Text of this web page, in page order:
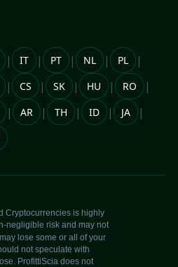
| IT | PT | NL | PL |
| CS | SK | HU | RO |
| AR | TH | ID | JA |